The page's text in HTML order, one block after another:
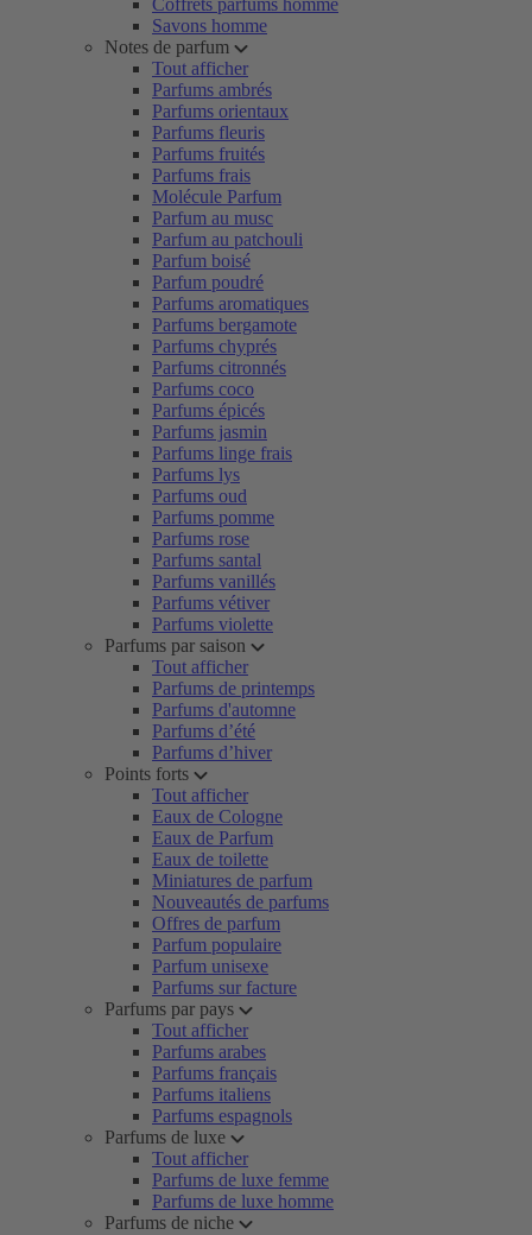
Coffrets parfums homme
Savons homme
Notes de parfum
Tout afficher
Parfums ambrés
Parfums orientaux
Parfums fleuris
Parfums fruités
Parfums frais
Molécule Parfum
Parfum au musc
Parfum au patchouli
Parfum boisé
Parfum poudré
Parfums aromatiques
Parfums bergamote
Parfums chyprés
Parfums citronnés
Parfums coco
Parfums épicés
Parfums jasmin
Parfums linge frais
Parfums lys
Parfums oud
Parfums pomme
Parfums rose
Parfums santal
Parfums vanillés
Parfums vétiver
Parfums violette
Parfums par saison
Tout afficher
Parfums de printemps
Parfums d'automne
Parfums d’été
Parfums d’hiver
Points forts
Tout afficher
Eaux de Cologne
Eaux de Parfum
Eaux de toilette
Miniatures de parfum
Nouveautés de parfums
Offres de parfum
Parfum populaire
Parfum unisexe
Parfums sur facture
Parfums par pays
Tout afficher
Parfums arabes
Parfums français
Parfums italiens
Parfums espagnols
Parfums de luxe
Tout afficher
Parfums de luxe femme
Parfums de luxe homme
Parfums de niche